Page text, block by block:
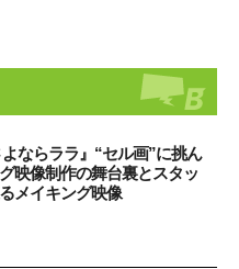
ならララ』“セル画”に挑ん
映像制作の舞台裏とスタッ
メイキング映像